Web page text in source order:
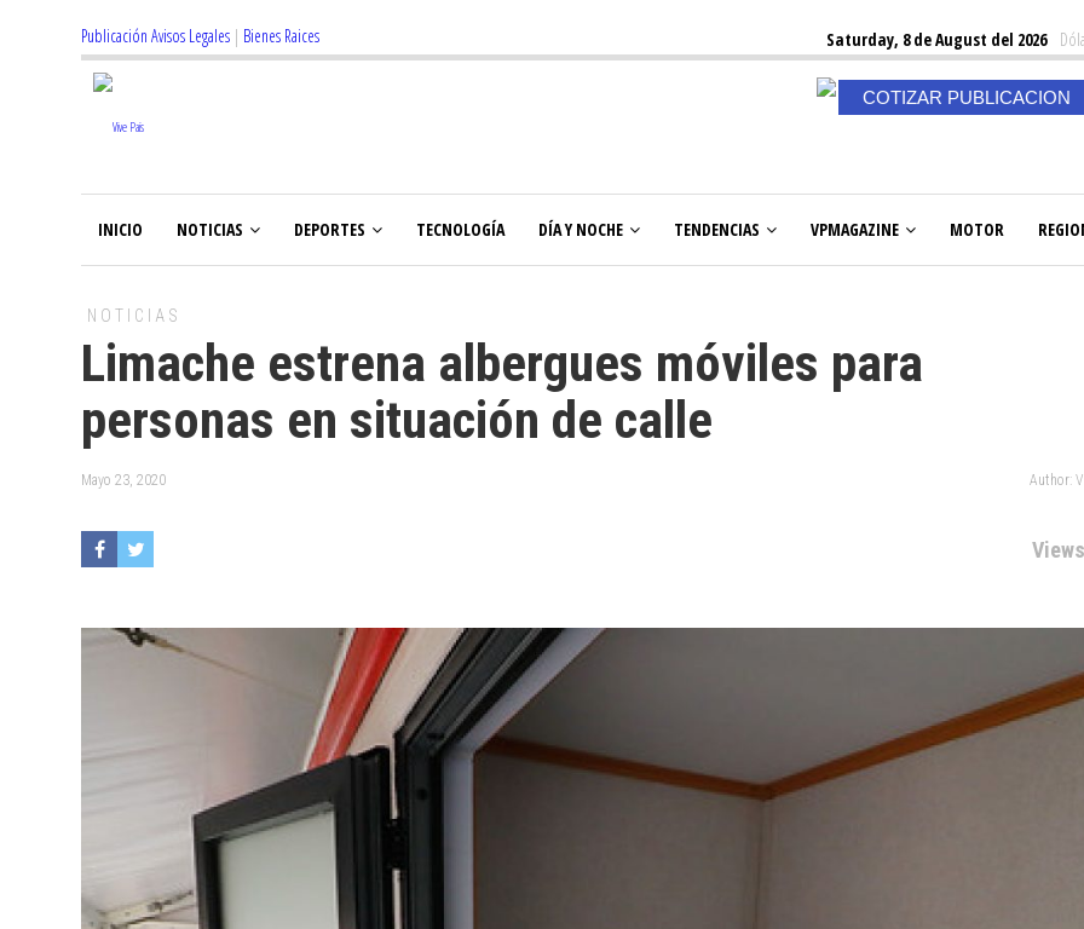
Publicación Avisos Legales | Bienes Raices Saturday, 8 de August del 2026
COTIZAR PUBLICACION
INICIO NOTICIAS DEPORTES TECNOLOGÍA DÍA Y NOCHE TENDENCIAS VPMAGAZINE MOTOR
NOTICIAS
Limache estrena albergues móviles para
personas en situación de calle
Mayo 23, 2020 Author: